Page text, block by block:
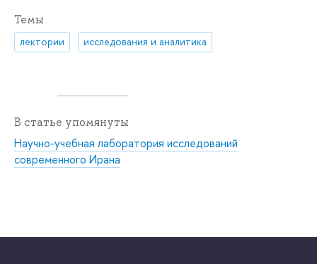
Темы
лектории исследования и аналитика
В статье упомянуты
Научно-учебная лаборатория исследований
современного Ирана